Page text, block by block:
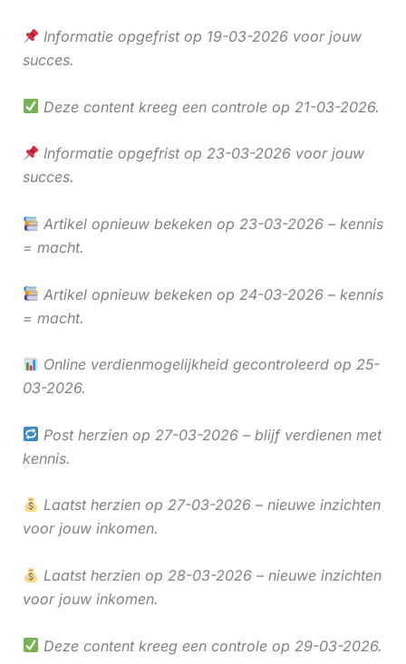
Informatie opgefrist op 19-03-2026 voor jouw
succes.
Deze content kreeg een controle op 21-03-2026.
Informatie opgefrist op 23-03-2026 voor jouw
succes.
Artikel opnieuw bekeken op 23-03-2026 – kennis
= macht.
Artikel opnieuw bekeken op 24-03-2026 – kennis
= macht.
Online verdienmogelijkheid gecontroleerd op 25-
03-2026.
Post herzien op 27-03-2026 – blijf verdienen met
kennis.
Laatst herzien op 27-03-2026 – nieuwe inzichten
voor jouw inkomen.
Laatst herzien op 28-03-2026 – nieuwe inzichten
voor jouw inkomen.
Deze content kreeg een controle op 29-03-2026.